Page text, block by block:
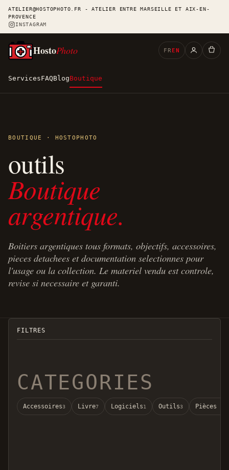
ATELIER@HOSTOPHOTO.FR - ATELIER ENTRE MARSEILLE ET AIX-EN-
PROVENCE
INSTAGRAM
ServicesFAQBlogBoutique
HostoPhoto FR EN
BOUTIQUE · HOSTOPHOTO
outils
Boutique
argentique.
Boitiers argentiques tous formats, objectifs, accessoires,
pieces detachees et documentation selectionnes pour
l'usage ou la collection. Le materiel vendu est controle,
revise si necessaire et garanti.
FILTRES
CATEGORIES
Accessoires3 Livre7 Logiciels1 Outils3 Pièces